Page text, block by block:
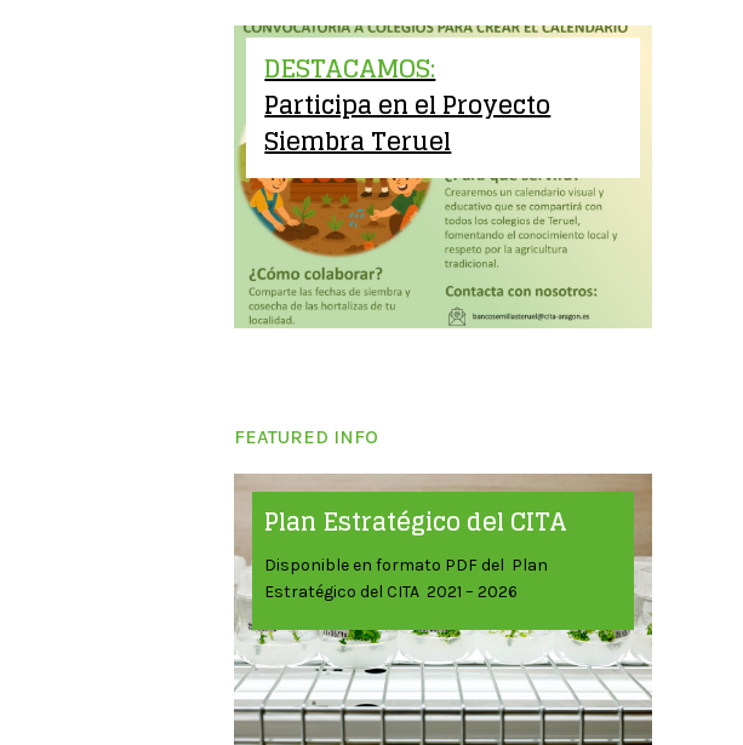
DESTACAMOS:
Participa en el Proyecto
Siembra Teruel
FEATURED INFO
Plan Estratégico del CITA
Disponible en formato PDF del Plan
Estratégico del CITA 2021 – 2026